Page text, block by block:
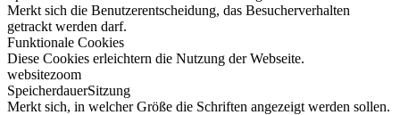
Merkt sich die Benutzerentscheidung, das Besucherverhalten
getrackt werden darf.
Funktionale Cookies
Diese Cookies erleichtern die Nutzung der Webseite.
websitezoom
SpeicherdauerSitzung
Merkt sich, in welcher Größe die Schriften angezeigt werden sollen.